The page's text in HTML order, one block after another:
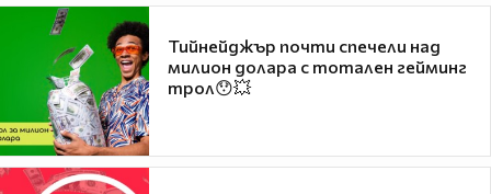
Тийнейджър почти спечели над
милион долара с тотален гейминг
трол😯💥